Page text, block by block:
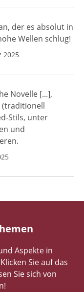
der es absolut in
Wellen schlug!
2025
Novelle [...],
(traditionell
Stils, unter
und
Aspekte in
Sie auf das
Sie sich von